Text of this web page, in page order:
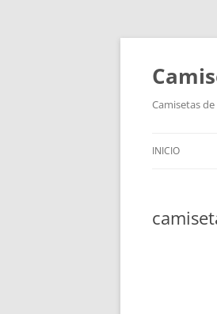
Camisetas
INICIO